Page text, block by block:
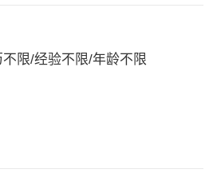
限/经验不限/年龄不限